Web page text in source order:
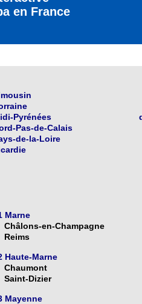
en France
Pyrénées
Pas-de-Calais
de-la-Loire
Marne
Châlons-en-Champagne
Reims
Haute-Marne
Chaumont
Saint-Dizier
Mayenne